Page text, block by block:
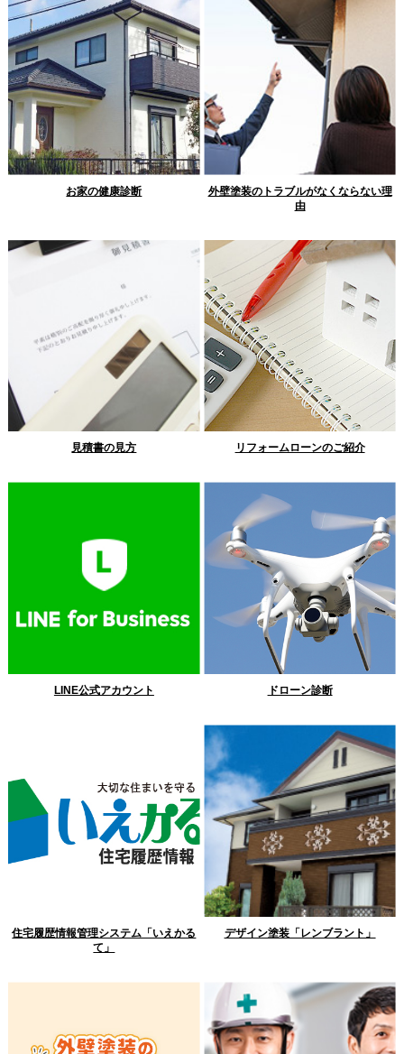
お家の健康診断
外壁塗装のトラブルがなくならない理
由
見積書の見方 リフォームローンのご紹介
LINE公式アカウント ドローン診断
住宅履歴情報管理システム「いえかる
て」
デザイン塗装「レンブラント」